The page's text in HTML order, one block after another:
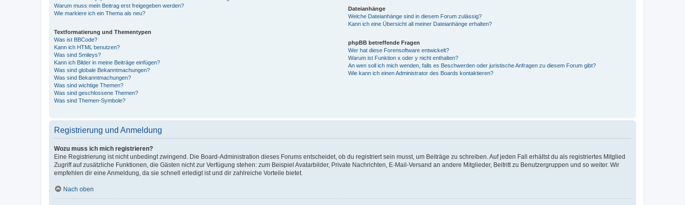
Warum muss mein Beitrag erst freigegeben werden?
Wie markiere ich ein Thema als neu?
Textformatierung und Thementypen
Was ist BBCode?
Kann ich HTML benutzen?
Was sind Smileys?
Kann ich Bilder in meine Beiträge einfügen?
Was sind globale Bekanntmachungen?
Was sind Bekanntmachungen?
Was sind wichtige Themen?
Was sind geschlossene Themen?
Was sind Themen-Symbole?
Dateianhänge
Welche Dateianhänge sind in diesem Forum zulässig?
Kann ich eine Übersicht all meiner Dateianhänge erhalten?
phpBB betreffende Fragen
Wer hat diese Forensoftware entwickelt?
Warum ist Funktion x oder y nicht enthalten?
An wen soll ich mich wenden, falls es Beschwerden oder juristische Anfragen zu diesem Forum gibt?
Wie kann ich einen Administrator des Boards kontaktieren?
Registrierung und Anmeldung
Wozu muss ich mich registrieren?
Eine Registrierung ist nicht unbedingt zwingend. Die Board-Administration dieses Forums entscheidet, ob du registriert sein musst, um Beiträge zu schreiben. Auf jeden Fall erhältst du als registriertes Mitglied
Zugriff auf zusätzliche Funktionen, die Gästen nicht zur Verfügung stehen: zum Beispiel Avatarbilder, Private Nachrichten, E-Mail-Versand an andere Mitglieder, Beitritt zu Benutzergruppen und so weiter. Wir
empfehlen dir eine Anmeldung, da sie schnell erledigt ist und dir zahlreiche Vorteile bietet.
Nach oben